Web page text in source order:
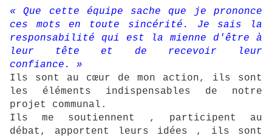
« Que cette équipe sache que je prononce
ces mots en toute sincérité. Je sais la
responsabilité qui est la mienne d'être à
leur tête et de recevoir leur
confiance. »
Ils sont au cœur de mon action, ils sont
les éléments indispensables de notre
projet communal.
Ils me soutiennent , participent au
débat, apportent leurs idées , ils sont